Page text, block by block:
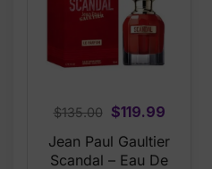
$135.00
Original
price
was:
$119.99Current
is:
Jean Paul Gaultier
Scandal – Eau De